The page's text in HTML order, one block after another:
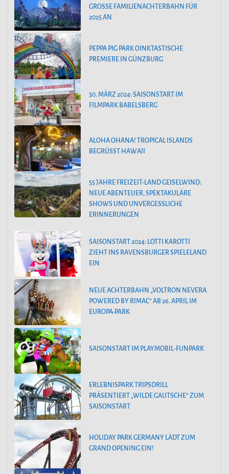
GROSSE FAMILIENACHTERBAHN FÜR 2
025 AN
PEPPA PIG PARK OINKTASTISCHE
PREMIERE IN GÜNZBURG
30. MÄRZ 2024: SAISONSTART IM
FILMPARK BABELSBERG
ALOHA OHANA! TROPICAL ISLANDS
BEGRÜSST HAWAII
55 JAHRE FREIZEIT-LAND GEISELWIND:
NEUE ABENTEUER, SPEKTAKULÄRE
SHOWS UND UNVERGESSLICHE
ERINNERUNGEN
SAISONSTART 2024: LOTTI KAROTTI
ZIEHT INS RAVENSBURGER SPIELELAND
EIN
NEUE ACHTERBAHN „VOLTRON NEVERA
POWERED BY RIMAC“ AB 26. APRIL IM
EUROPA-PARK
SAISONSTART IM PLAYMOBIL-FUNPARK
ERLEBNISPARK TRIPSDRILL
PRÄSENTIERT „WILDE GAUTSCHE“ ZUM
SAISONSTART
HOLIDAY PARK GERMANY LÄDT ZUM
GRAND OPENING EIN!